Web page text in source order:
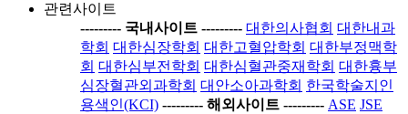
관련사이트
--------- 국내사이트 --------- 대한의사협회 대한내과
학회 대한심장학회 대한고혈압학회 대한부정맥학
회 대한심부전학회 대한심혈관중재학회 대한흉부
심장혈관외과학회 대안소아과학회 한국학술지인
용색인(KCI) --------- 해외사이트 --------- ASE JSE